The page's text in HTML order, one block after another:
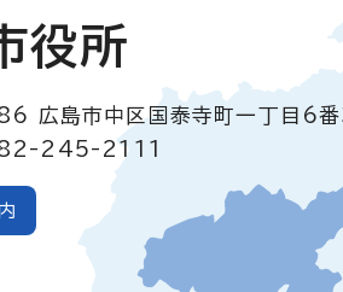
役所
広島市中区国泰寺町一丁目6
245-2111